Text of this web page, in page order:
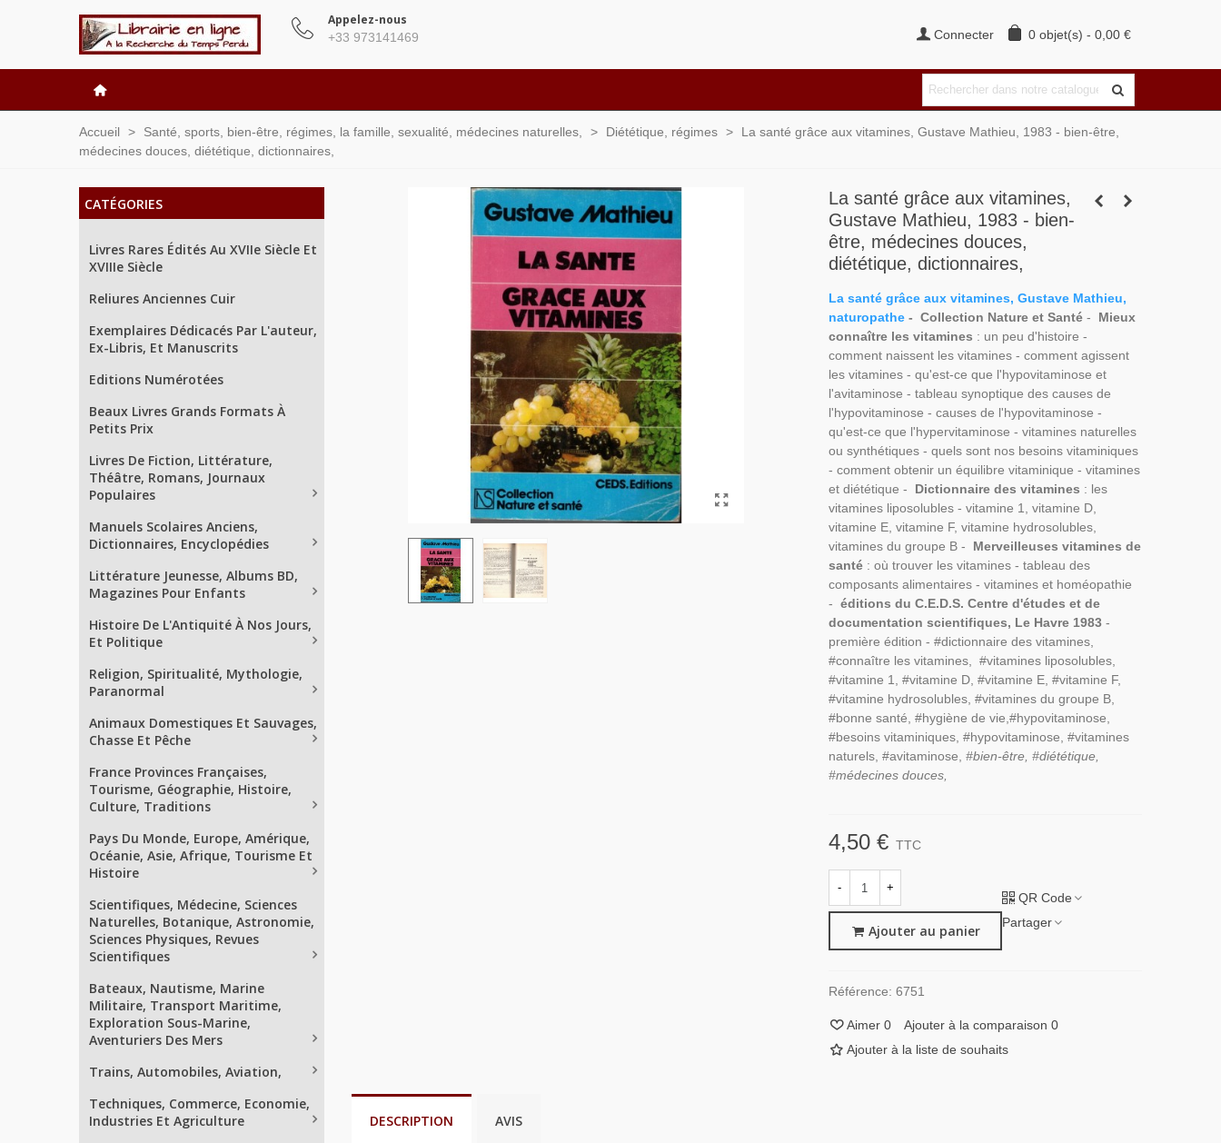
Appelez-nous
+33 973141469 Connecter 0 objet(s) - 0,00 €
Accueil > Santé, sports, bien-être, régimes, la famille, sexualité, médecines naturelles, > Diététique, régimes >
La santé grâce aux vitamines, Gustave Mathieu, 1983 - bien-être,
médecines douces, diététique, dictionnaires,
CATÉGORIES
Livres Rares Édités Au XVIIe Siècle Et
XVIIIe Siècle
Reliures Anciennes Cuir
Exemplaires Dédicacés Par L'auteur,
Ex-Libris, Et Manuscrits
Editions Numérotées
Beaux Livres Grands Formats À
Petits Prix
Livres De Fiction, Littérature,
Théâtre, Romans, Journaux
Populaires
Manuels Scolaires Anciens,
Dictionnaires, Encyclopédies
Littérature Jeunesse, Albums BD,
Magazines Pour Enfants
Histoire De L'Antiquité À Nos Jours,
Et Politique
Religion, Spiritualité, Mythologie,
Paranormal
Animaux Domestiques Et Sauvages,
Chasse Et Pêche
France Provinces Françaises,
Tourisme, Géographie, Histoire,
Culture, Traditions
Pays Du Monde, Europe, Amérique,
Océanie, Asie, Afrique, Tourisme Et
Histoire
Scientifiques, Médecine, Sciences
Naturelles, Botanique, Astronomie,
Sciences Physiques, Revues
Scientifiques
Bateaux, Nautisme, Marine
Militaire, Transport Maritime,
Exploration Sous-Marine,
Aventuriers Des Mers
Trains, Automobiles, Aviation,
Techniques, Commerce, Economie,
Industries Et Agriculture
La santé grâce aux vitamines,
Gustave Mathieu, 1983 - bien-
être, médecines douces,
diététique, dictionnaires,
La santé grâce aux vitamines, Gustave Mathieu,
naturopathe- Collection Nature et Santé- Mieux
connaître les vitamines : un peu d'histoire -
comment naissent les vitamines - comment agissent
les vitamines - qu'est-ce que l'hypovitaminose et
l'avitaminose - tableau synoptique des causes de
l'hypovitaminose - causes de l'hypovitaminose -
qu'est-ce que l'hypervitaminose - vitamines naturelles
ou synthétiques - quels sont nos besoins vitaminiques
- comment obtenir un équilibre vitaminique - vitamines
et diététique - Dictionnaire des vitamines : les
vitamines liposolubles - vitamine 1, vitamine D,
vitamine E, vitamine F, vitamine hydrosolubles,
vitamines du groupe B - Merveilleuses vitamines de
santé: où trouver les vitamines - tableau des
composants alimentaires - vitamines et homéopathie
- éditions du C.E.D.S. Centre d'études et de
documentation scientifiques, Le Havre 1983-
première édition - #dictionnaire des vitamines,
#connaître les vitamines, #vitamines liposolubles,
#vitamine 1, #vitamine D, #vitamine E, #vitamine F,
#vitamine hydrosolubles, #vitamines du groupe B,
#bonne santé, #hygiène de vie,#hypovitaminose,
#besoins vitaminiques, #hypovitaminose, #vitamines
naturels, #avitaminose, #bien-être, #diététique,
#médecines douces,
4,50 € TTC
- +
Ajouter au panier
QR Code
Partager
Référence: 6751
Aimer 0 Ajouter à la comparaison 0
Ajouter à la liste de souhaits
DESCRIPTION AVIS